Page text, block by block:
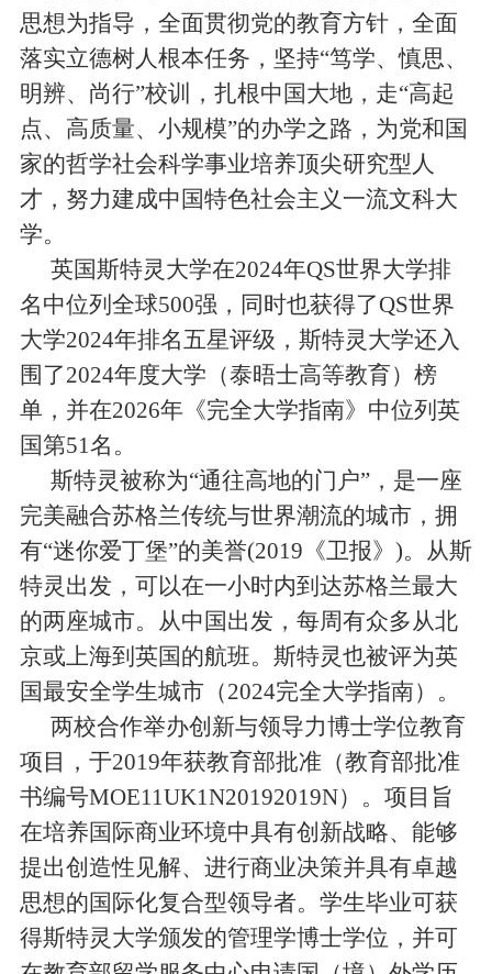
思想为指导，全面贯彻党的教育方针，全面
落实立德树人根本任务，坚持“笃学、慎思、
明辨、尚行”校训，扎根中国大地，走“高起
点、高质量、小规模”的办学之路，为党和国
家的哲学社会科学事业培养顶尖研究型人
才，努力建成中国特色社会主义一流文科大
学。
英国斯特灵大学在2024年QS世界大学排
名中位列全球500强，同时也获得了QS世界
大学2024年排名五星评级，斯特灵大学还入
围了2024年度大学（泰晤士高等教育）榜
单，并在2026年《完全大学指南》中位列英
国第51名。
斯特灵被称为“通往高地的门户”，是一座
完美融合苏格兰传统与世界潮流的城市，拥
有“迷你爱丁堡”的美誉(2019 《卫报》 )。从斯
特灵出发，可以在一小时内到达苏格兰最大
的两座城市。从中国出发，每周有众多从北
京或上海到英国的航班。斯特灵也被评为英
国最安全学生城市（2024完全大学指南）。
两校合作举办创新与领导力博士学位教育
项目，于2019年获教育部批准（教育部批准
书编号MOE11UK1N20192019N）。项目旨
在培养国际商业环境中具有创新战略、能够
提出创造性见解、进行商业决策并具有卓越
思想的国际化复合型领导者。学生毕业可获
得斯特灵大学颁发的管理学博士学位，并可